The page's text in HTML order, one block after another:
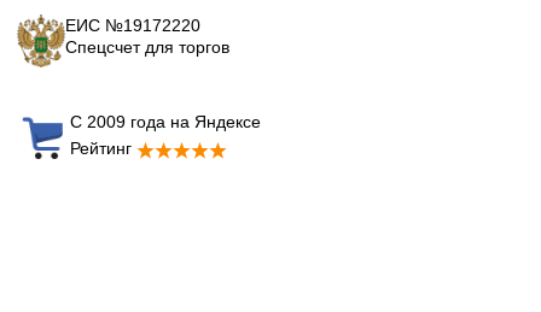
ЕИС №19172220
Спецсчет для торгов
С 2009 года на Яндексе
Рейтинг